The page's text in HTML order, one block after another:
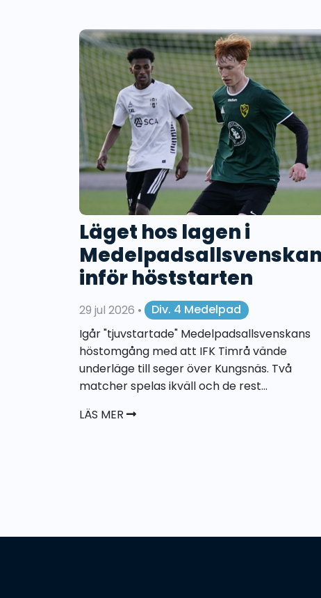
Läget hos lagen i
Medelpadsallsvenskan
inför höststarten
29 jul 2026 •
Div. 4 Medelpad
Igår "tjuvstartade" Medelpadsallsvenskans
höstomgång med att IFK Timrå vände
underläge till seger över Kungsnäs. Två
matcher spelas ikväll och de rest...
LÄS MER